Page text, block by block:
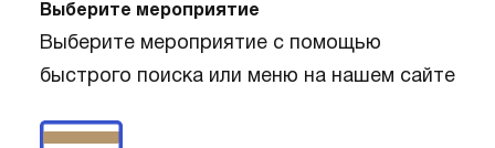
Выберите мероприятие
Выберите мероприятие с помощью
быстрого поиска или меню на нашем сайте